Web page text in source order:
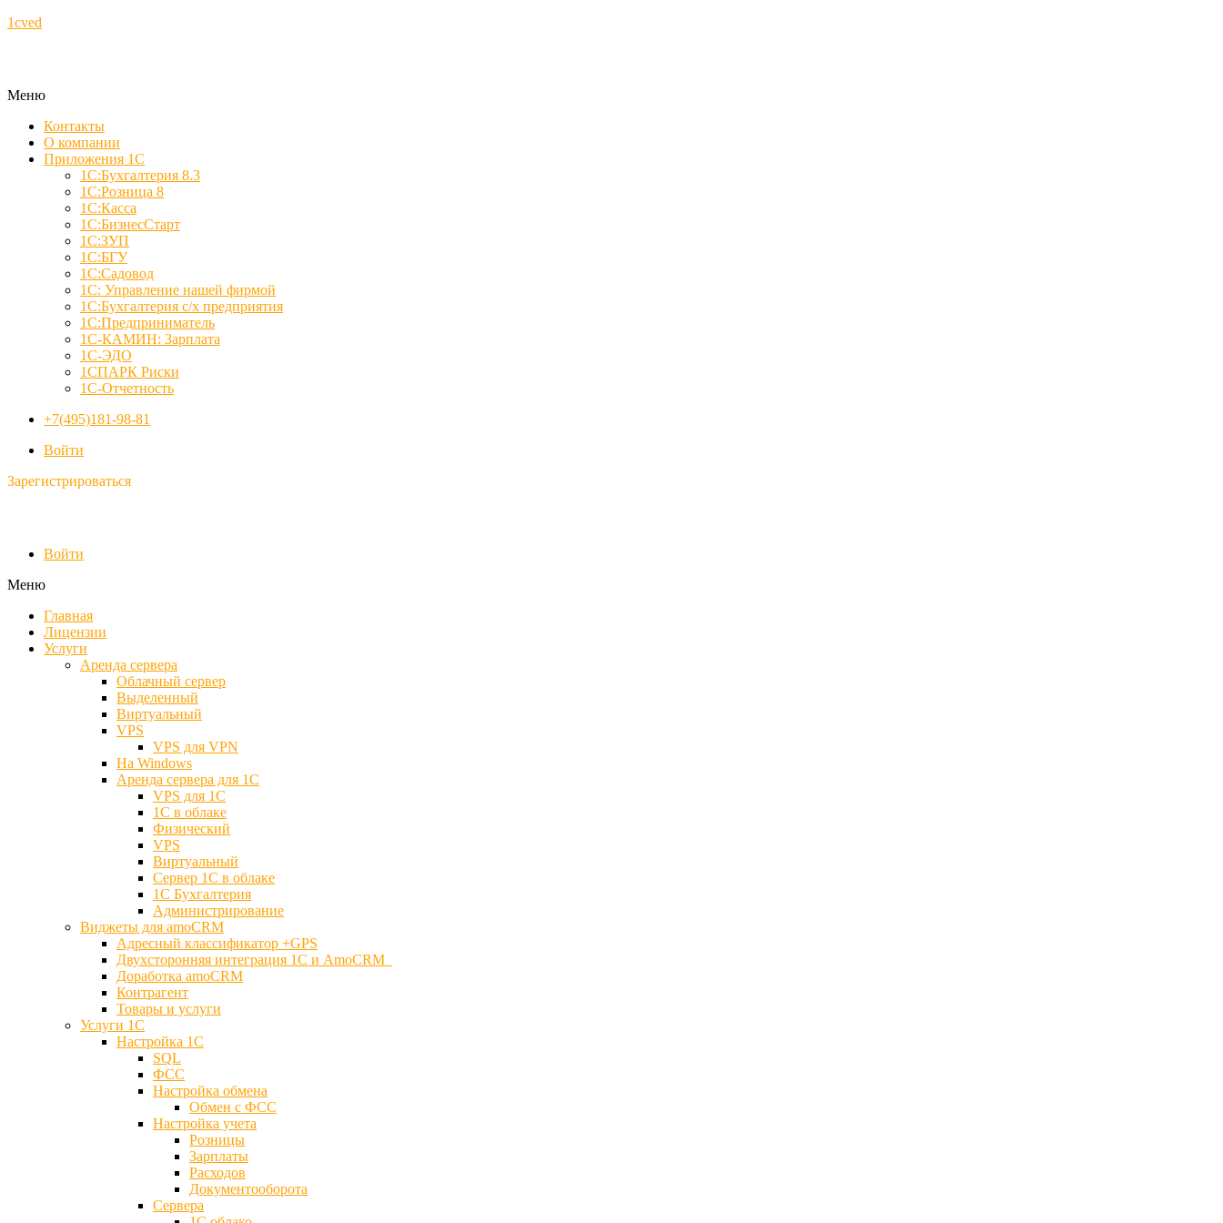
1cved
Меню
Контакты
О компании
Приложения 1С
1С:Бухгалтерия 8.3
1С:Розница 8
1С:Касса
1С:БизнесСтарт
1С:ЗУП
1С:БГУ
1С:Садовод
1С: Управление нашей фирмой
1С:Бухгалтерия с/х предприятия
1С:Предприниматель
1С-КАМИН: Зарплата
1С-ЭДО
1СПАРК Риски
1С-Отчетность
+7(495)181-98-81
Войти
Зарегистрироваться
Войти
Меню
Главная
Лицензии
Услуги
Аренда сервера
Облачный сервер
Выделенный
Виртуальный
VPS
VPS для VPN
На Windows
Аренда сервера для 1С
VPS для 1С
1С в облаке
Физический
VPS
Виртуальный
Сервер 1С в облаке
1С Бухгалтерия
Администрирование
Виджеты для amoCRM
Адресный классификатор +GPS
Двухсторонняя интеграция 1С и AmoCRM
Доработка amoCRM
Контрагент
Товары и услуги
Услуги 1С
Настройка 1С
SQL
ФСС
Настройка обмена
Обмен с ФСС
Настройка учета
Розницы
Зарплаты
Расходов
Документооборота
Сервера